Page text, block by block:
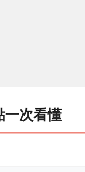
一次看懂